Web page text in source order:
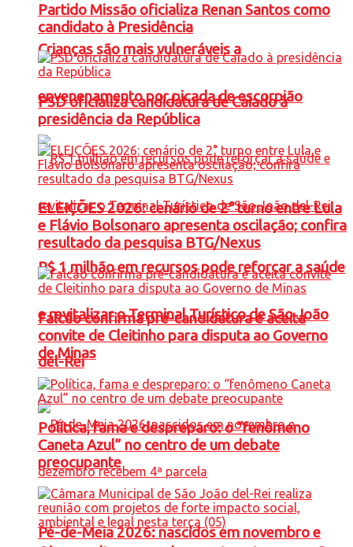
Crianças são mais vulneráveis a
envenenamento por picada de escorpião
R$ 1 milhão em recursos pode reforçar a saúde
e revitalizar o Terminal Turístico de São João
del-Rei
Pé-de-Meia 2026: nascidos em novembro e
Partido Missão oficializa Renan Santos como
candidato à Presidência
PSD oficializa candidatura de Caiado à
presidência da República
ELEIÇÕES 2026: cenário de 2° turno entre Lula
e Flávio Bolsonaro apresenta oscilação; confira
resultado da pesquisa BTG/Nexus
Falcão confirma pré-candidatura e aceita
convite de Cleitinho para disputa ao Governo
de Minas
Política, fama e despreparo: o “fenômeno
Caneta Azul” no centro de um debate
preocupante